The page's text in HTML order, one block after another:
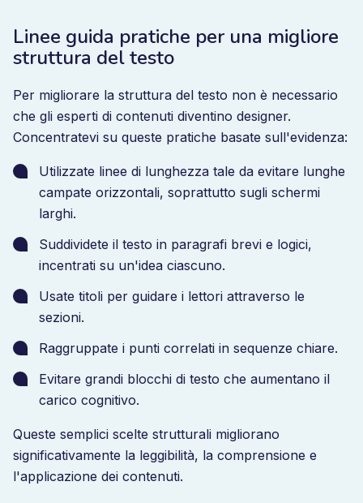
Linee guida pratiche per una migliore
struttura del testo
Per migliorare la struttura del testo non è necessario
che gli esperti di contenuti diventino designer.
Concentratevi su queste pratiche basate sull'evidenza:
Utilizzate linee di lunghezza tale da evitare lunghe
campate orizzontali, soprattutto sugli schermi
larghi.
Suddividete il testo in paragrafi brevi e logici,
incentrati su un'idea ciascuno.
Usate titoli per guidare i lettori attraverso le
sezioni.
Raggruppate i punti correlati in sequenze chiare.
Evitare grandi blocchi di testo che aumentano il
carico cognitivo.
Queste semplici scelte strutturali migliorano
significativamente la leggibilità, la comprensione e
l'applicazione dei contenuti.